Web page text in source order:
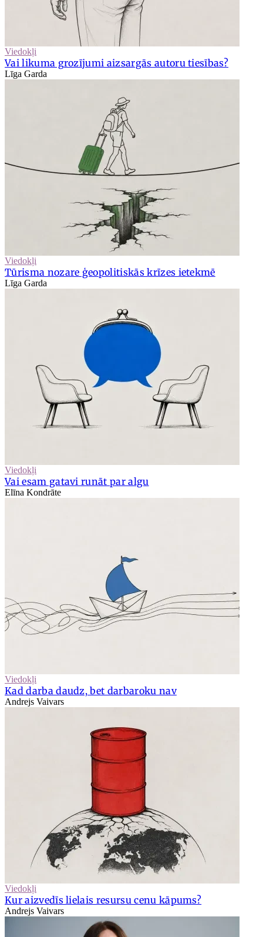
Viedokļi
Vai likuma grozījumi aizsargās autoru tiesības?
Līga Garda
Viedokļi
Tūrisma nozare ģeopolitiskās krīzes ietekmē
Līga Garda
Viedokļi
Vai esam gatavi runāt par algu
Elīna Kondrāte
Viedokļi
Kad darba daudz, bet darbaroku nav
Andrejs Vaivars
Viedokļi
Kur aizvedīs lielais resursu cenu kāpums?
Andrejs Vaivars